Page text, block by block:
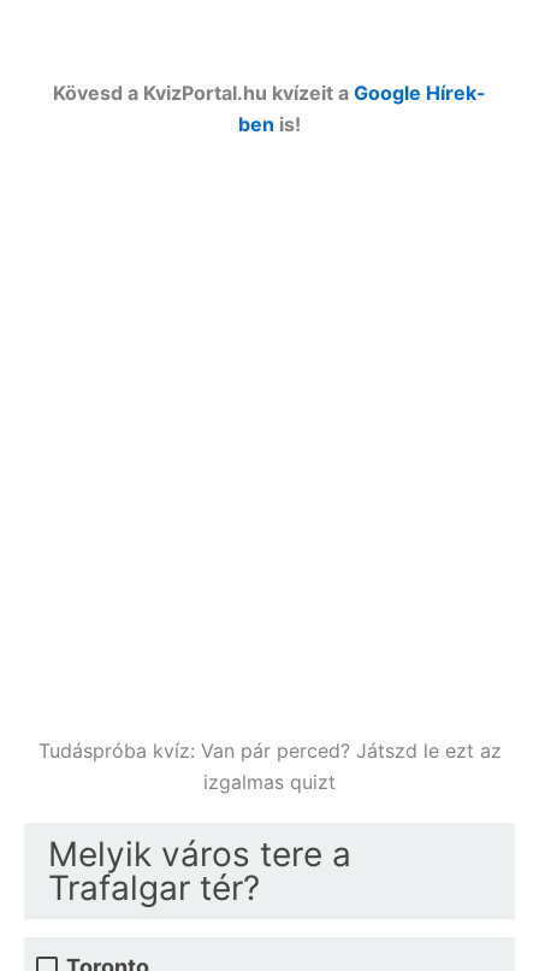
Kövesd a KvizPortal.hu kvízeit a Google Hírek-
ben is!
Tudáspróba kvíz: Van pár perced? Játszd le ezt az
izgalmas quizt
Melyik város tere a
Trafalgar tér?